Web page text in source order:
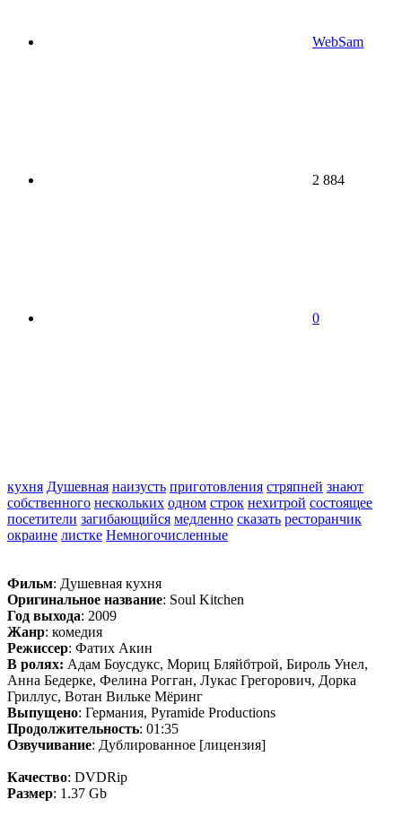
WebSam
2 884
0
кухня Душевная наизусть приготовления стряпней знают
собственного нескольких одном строк нехитрой состоящее
посетители загибающийся медленно сказать ресторанчик
окраине листке Немногочисленные
Фильм: Душевная кухня
Оригинальное название: Soul Kitchen
Год выхода: 2009
Жанр: комедия
Режиссер: Фатих Акин
В ролях: Адам Боусдукс, Мориц Бляйбтрой, Бироль Унел,
Анна Бедерке, Фелина Рогган, Лукас Грегорович, Дорка
Гриллус, Вотан Вильке Мёринг
Выпущено: Германия, Pyramide Productions
Продолжительность: 01:35
Озвучивание: Дублированное [лицензия]
Качество: DVDRip
Размер: 1.37 Gb